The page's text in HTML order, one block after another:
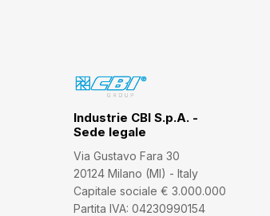
Industrie CBI S.p.A. -
Sede legale
Via Gustavo Fara 30
20124 Milano (MI) - Italy
Capitale sociale € 3.000.000
Partita IVA: 04230990154